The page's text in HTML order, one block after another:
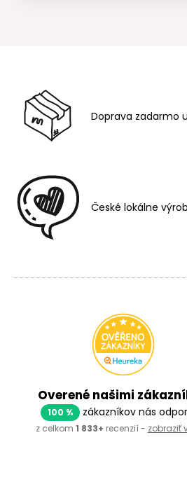
Doprava zadarmo
České lokálne
Overené našimi
100 % zákazníkov nás
z celkom 1 833+ recenzií - zobraziť